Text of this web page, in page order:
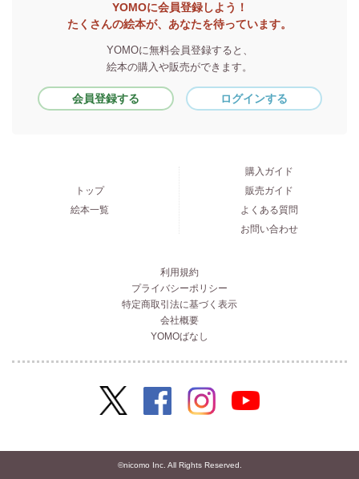
YOMOに会員登録しよう！
たくさんの絵本が、あなたを待っています。
YOMOに無料会員登録すると、
絵本の購入や販売ができます。
会員登録する ログインする
トップ
絵本一覧
購入ガイド
販売ガイド
よくある質問
お問い合わせ
利用規約
プライバシーポリシー
特定商取引法に基づく表示
会社概要
YOMOばなし
©nicomo Inc. All Rights Reserved.